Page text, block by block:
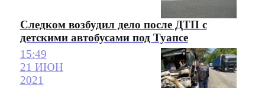
Следком возбудил дело после ДТП с
детскими автобусами под Туапсе
15:49
21 ИЮН
2021